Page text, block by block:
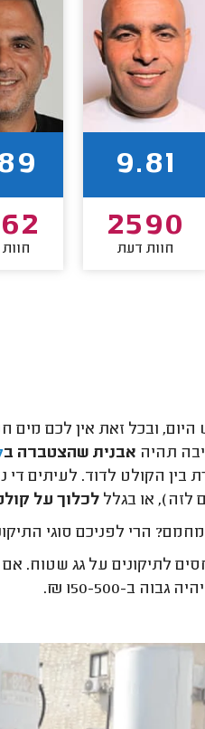
9.81
2590
חוות דעת
ובכל זאת אין לכם מים
תהיה אבנית שהצטברה ב
הקולט לדוד. לעיתים די
לזה), או בגלל לכלוך על
הרי לפניכם סוגי
לתיקונים על גג שטוח.
ב-150-500 ₪.